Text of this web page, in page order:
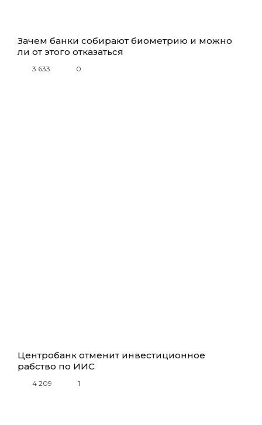
Зачем банки собирают биометрию и можно
ли от этого отказаться
3 633 0
Центробанк отменит инвестиционное
рабство по ИИС
4 209 1